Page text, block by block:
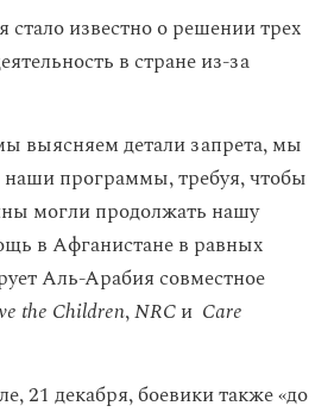
стало известно о решении трех
в стране из-за
выясняем детали запрета, мы
наши программы, требуя, чтобы
могли продолжать нашу
в Афганистане в равных
Аль-Арабия совместное
the Children,NRCи Care
21 декабря, боевики также «‎до